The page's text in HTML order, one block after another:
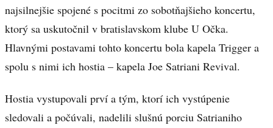
najsilnejšie spojené s pocitmi zo sobotňajšieho koncertu,
ktorý sa uskutočnil v bratislavskom klube U Očka.
Hlavnými postavami tohto koncertu bola kapela Trigger a
spolu s nimi ich hostia – kapela Joe Satriani Revival.
Hostia vystupovali prví a tým, ktorí ich vystúpenie
sledovali a počúvali, nadelili slušnú porciu Satrianiho